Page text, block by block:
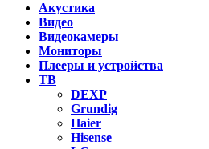
Акустика
Видео
Видеокамеры
Мониторы
Плееры и устройства
ТВ
DEXP
Grundig
Haier
Hisense